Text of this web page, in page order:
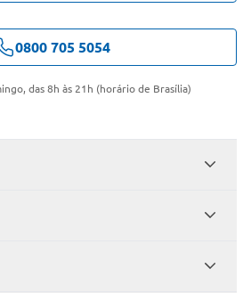
0800 705 5054
das 8h às 21h (horário de Brasília)